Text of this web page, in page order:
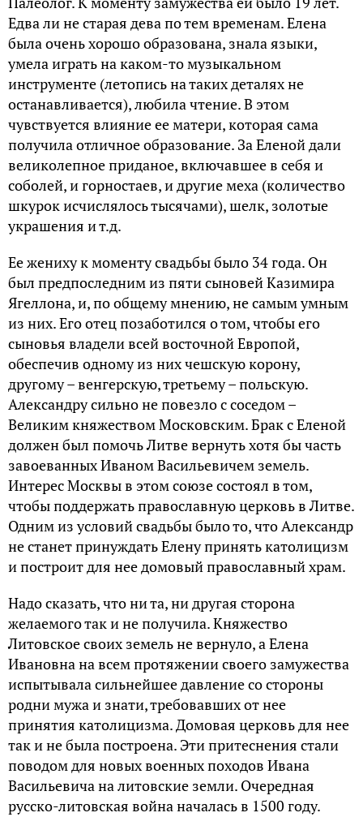
Едва ли не старая дева по тем временам. Елена
была очень хорошо образована, знала языки,
умела играть на каком-то музыкальном
инструменте (летопись на таких деталях не
останавливается), любила чтение. В этом
чувствуется влияние ее матери, которая сама
получила отличное образование. За Еленой дали
великолепное приданое, включавшее в себя и
соболей, и горностаев, и другие меха (количество
шкурок исчислялось тысячами), шелк, золотые
украшения и т.д.
Ее жениху к моменту свадьбы было 34 года. Он
был предпоследним из пяти сыновей Казимира
Ягеллона, и, по общему мнению, не самым умным
из них. Его отец позаботился о том, чтобы его
сыновья владели всей восточной Европой,
обеспечив одному из них чешскую корону,
другому – венгерскую, третьему – польскую.
Александру сильно не повезло с соседом –
Великим княжеством Московским. Брак с Еленой
должен был помочь Литве вернуть хотя бы часть
завоеванных Иваном Васильевичем земель.
Интерес Москвы в этом союзе состоял в том,
чтобы поддержать православную церковь в Литве.
Одним из условий свадьбы было то, что Александр
не станет принуждать Елену принять католицизм
и построит для нее домовый православный храм.
Надо сказать, что ни та, ни другая сторона
желаемого так и не получила. Княжество
Литовское своих земель не вернуло, а Елена
Ивановна на всем протяжении своего замужества
испытывала сильнейшее давление со стороны
родни мужа и знати, требовавших от нее
принятия католицизма. Домовая церковь для нее
так и не была построена. Эти притеснения стали
поводом для новых военных походов Ивана
Васильевича на литовские земли. Очередная
русско-литовская война началась в 1500 году.